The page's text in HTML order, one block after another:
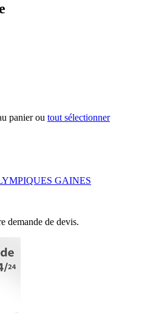
panier ou tout sélectionner
GAINES
demande de devis.